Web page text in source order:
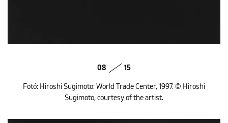
08 15
Fotó: Hiroshi Sugimoto: World Trade Center, 1997. © Hiroshi
Sugimoto, courtesy of the artist.